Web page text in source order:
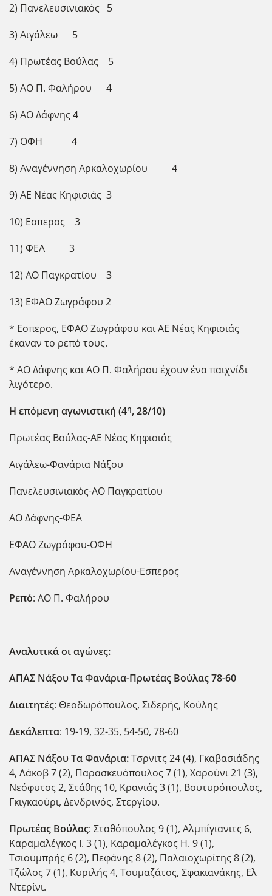
2) Πανελευσινιακός 5
3) Αιγάλεω 5
4) Πρωτέας Βούλας 5
5) ΑΟ Π. Φαλήρου 4
6) ΑΟ Δάφνης 4
7) ΟΦΗ 4
8) Αναγέννηση Αρκαλοχωρίου 4
9) ΑΕ Νέας Κηφισιάς 3
10) Εσπερος 3
11) ΦΕΑ 3
12) ΑΟ Παγκρατίου 3
13) ΕΦΑΟ Ζωγράφου 2
* Εσπερος, ΕΦΑΟ Ζωγράφου και ΑΕ Νέας Κηφισιάς
έκαναν το ρεπό τους.
* ΑΟ Δάφνης και ΑΟ Π. Φαλήρου έχουν ένα παιχνίδι
λιγότερο.
Η επόμενη αγωνιστική (4η, 28/10)
Πρωτέας Βούλας-ΑΕ Νέας Κηφισιάς
Αιγάλεω-Φανάρια Νάξου
Πανελευσινιακός-ΑΟ Παγκρατίου
ΑΟ Δάφνης-ΦΕΑ
ΕΦΑΟ Ζωγράφου-ΟΦΗ
Αναγέννηση Αρκαλοχωρίου-Εσπερος
Ρεπό: ΑΟ Π. Φαλήρου
Αναλυτικά οι αγώνες:
ΑΠΑΣ Νάξου Τα Φανάρια-Πρωτέας Βούλας 78-60
Διαιτητές: Θεοδωρόπουλος, Σιδερής, Κούλης
Δεκάλεπτα: 19-19, 32-35, 54-50, 78-60
ΑΠΑΣ Νάξου Τα Φανάρια:Τσρνιτς 24 (4), Γκαβασιάδης
4, Λάκοβ 7 (2), Παρασκευόπουλος 7 (1), Χαρούνι 21 (3),
Νεόφυτος 2, Στάθης 10, Κρανιάς 3 (1), Βουτυρόπουλος,
Γκιγκαούρι, Δενδρινός, Στεργίου.
Πρωτέας Βούλας: Σταθόπουλος 9 (1), Αλμπίγιανιτς 6,
Καραμαλέγκος Ι. 3 (1), Καραμαλέγκος Η. 9 (1),
Τσιουμπρής 6 (2), Πεφάνης 8 (2), Παλαιοχωρίτης 8 (2),
Τζώλος 7 (1), Κυριλής 4, Τουμαζάτος, Σφακιανάκης, Ελ
Ντερίνι.